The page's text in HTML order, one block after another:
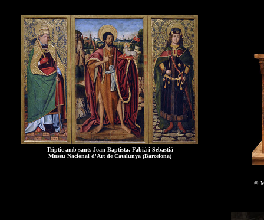
Tríptic amb sants Joan Baptista, Fabià i Sebastià
Museu Nacional d'Art de Catalunya (Barcelona)
©